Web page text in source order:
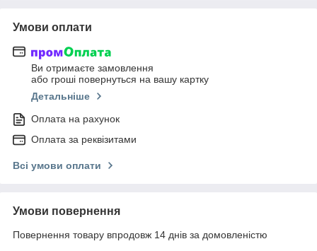
Умови оплати
Ви отримаєте замовлення
або гроші повернуться на вашу картку
Детальніше
Оплата на рахунок
Оплата за реквізитами
Всі умови оплати
Умови повернення
Повернення товару впродовж 14 днів за домовленістю